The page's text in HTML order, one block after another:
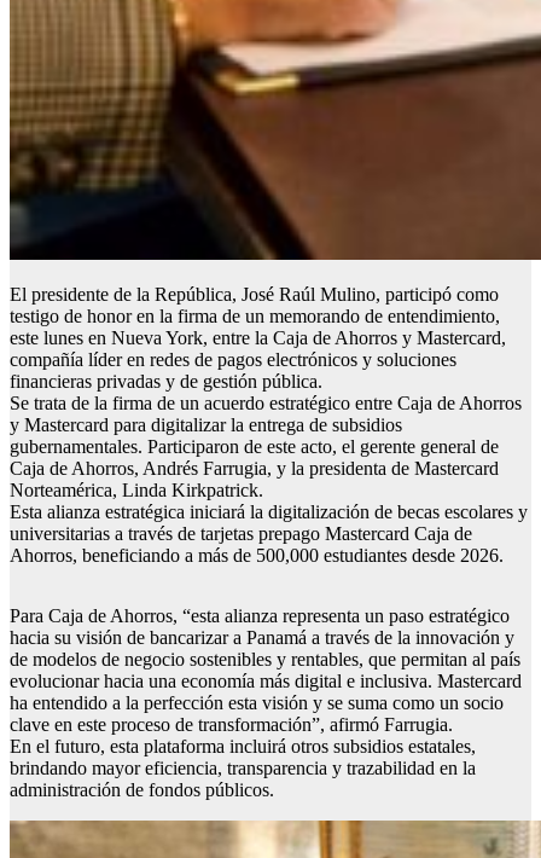
El presidente de la República, José Raúl Mulino, participó como
testigo de honor en la firma de un memorando de entendimiento,
este lunes en Nueva York, entre la Caja de Ahorros y Mastercard,
compañía líder en redes de pagos electrónicos y soluciones
financieras privadas y de gestión pública.
Se trata de la firma de un acuerdo estratégico entre Caja de Ahorros
y Mastercard para digitalizar la entrega de subsidios
gubernamentales. Participaron de este acto, el gerente general de
Caja de Ahorros, Andrés Farrugia, y la presidenta de Mastercard
Norteamérica, Linda Kirkpatrick.
Esta alianza estratégica iniciará la digitalización de becas escolares y
universitarias a través de tarjetas prepago Mastercard Caja de
Ahorros, beneficiando a más de 500,000 estudiantes desde 2026.
Para Caja de Ahorros, “esta alianza representa un paso estratégico
hacia su visión de bancarizar a Panamá a través de la innovación y
de modelos de negocio sostenibles y rentables, que permitan al país
evolucionar hacia una economía más digital e inclusiva. Mastercard
ha entendido a la perfección esta visión y se suma como un socio
clave en este proceso de transformación”, afirmó Farrugia.
En el futuro, esta plataforma incluirá otros subsidios estatales,
brindando mayor eficiencia, transparencia y trazabilidad en la
administración de fondos públicos.